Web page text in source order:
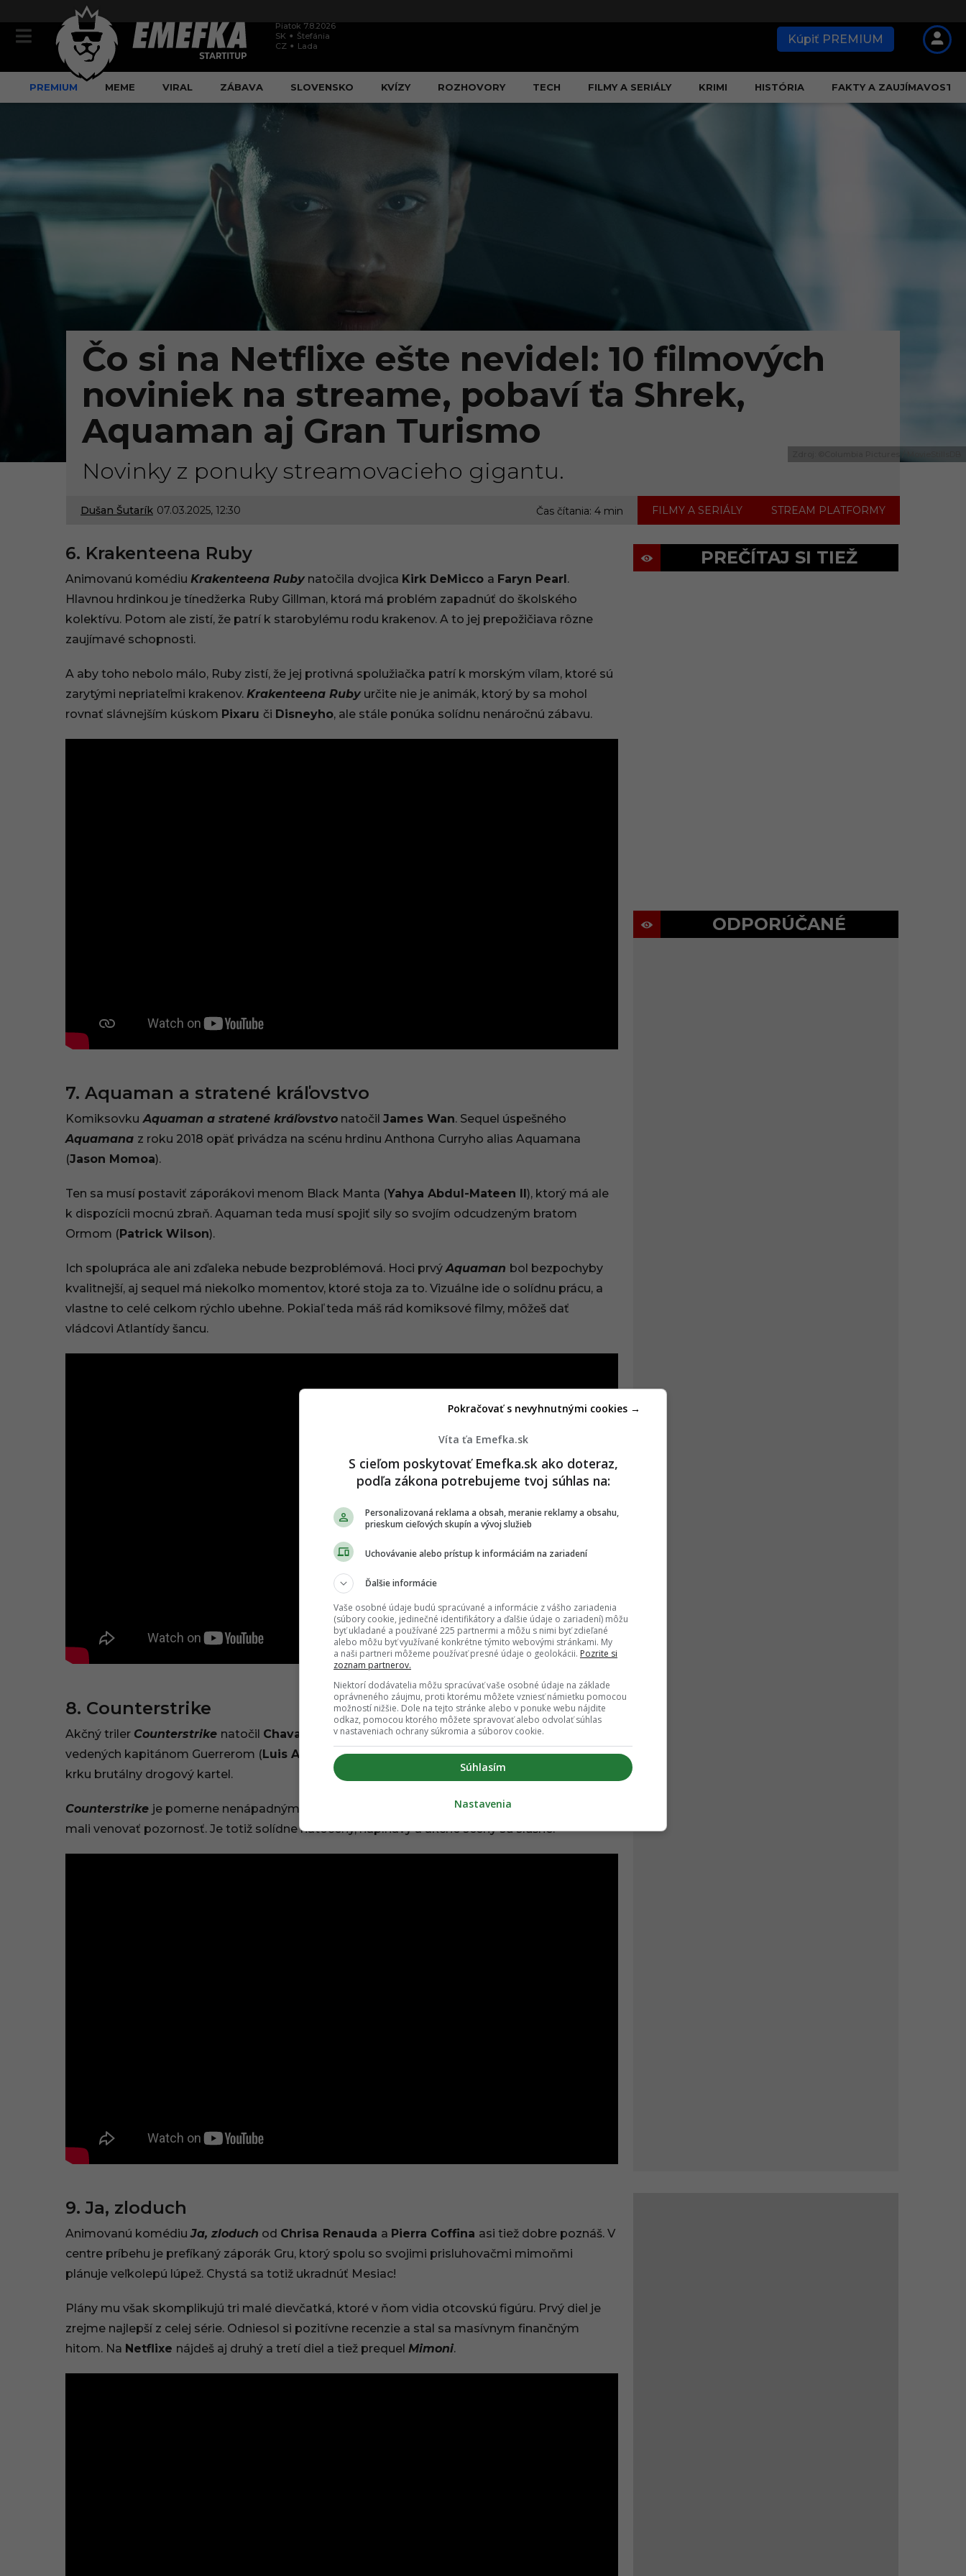
Piatok 7.8.2026
SK
Štefánia
CZ
Lada Kúpiť PREMIUM
PREMIUM MEME VIRAL ZÁBAVA SLOVENSKO KVÍZY ROZHOVORY TECH FILMY A SERIÁLY KRIMI HISTÓRIA FAKTY A ZAUJÍMAVOSTI
Čo si na Netflixe ešte nevidel: 10 filmových
noviniek na streame, pobaví ťa Shrek,
Aquaman aj Gran Turismo
Novinky z ponuky streamovacieho gigantu.
Dušan Šutarík 07.03.2025, 12:30
0
0
3
0
2
Čas čítania: 4 min FILMY A SERIÁLY STREAM PLATFORMY
6. Krakenteena Ruby
Animovanú komédiu Krakenteena Rubynatočila dvojica Kirk DeMicco a Faryn Pearl.
Hlavnou hrdinkou je tínedžerka Ruby Gillman, ktorá má problém zapadnúť do školského
kolektívu. Potom ale zistí, že patrí k starobylému rodu krakenov. A to jej prepožičiava rôzne
zaujímavé schopnosti.
A aby toho nebolo málo, Ruby zistí, že jej protivná spolužiačka patrí k morským vílam, ktoré sú
zarytými nepriateľmi krakenov. Krakenteena Rubyurčite nie je animák, ktorý by sa mohol
rovnať slávnejším kúskom Pixaru či Disneyho, ale stále ponúka solídnu nenáročnú zábavu.
7. Aquaman a stratené kráľovstvo
Komiksovku Aquaman a stratené kráľovstvo natočil James Wan. Sequel úspešného
Aquamana z roku 2018 opäť privádza na scénu hrdinu Anthona Curryho alias Aquamana
(Jason Momoa).
Ten sa musí postaviť záporákovi menom Black Manta (Yahya Abdul-Mateen II ), ktorý má ale
k dispozícii mocnú zbraň. Aquaman teda musí spojiť sily so svojím odcudzeným bratom
Ormom ( Patrick Wilson).
Ich spolupráca ale ani zďaleka nebude bezproblémová. Hoci prvýAquaman bol bezpochyby
kvalitnejší, aj sequel má niekoľko momentov, ktoré stoja za to. Vizuálne ide o solídnu prácu, a
vlastne to celé celkom rýchlo ubehne. Pokiaľ teda máš rád komiksové filmy, môžeš dať
vládcovi Atlantídy šancu.
8. Counterstrike
Akčný triler Counterstrike natočil Chava Cartas. Príbeh sa točí okolo skupiny elitných vojakov
vedených kapitánom Guerrerom (Luis Alberti
), ktorým po záchrane rukojemníkov pôjde po
krku brutálny drogový kartel.
Counterstrike je pomerne nenápadným titulom, ale milovníci akčných filmov by mu predsa len
mali venovať pozornosť. Je totiž solídne natočený, napínavý a akčné scény sú slušné.
9. Ja, zloduch
Animovanú komédiuJa, zloduch od Chrisa Renauda a Pierra Coffina asi tiež dobre poznáš. V
centre príbehu je prefíkaný záporák Gru, ktorý spolu so svojimi prisluhovačmi mimoňmi
plánuje veľkolepú lúpež. Chystá sa totiž ukradnúť Mesiac!
Plány mu však skomplikujú tri malé dievčatká, ktoré v ňom vidia otcovskú figúru. Prvý diel je
zrejme najlepší z celej série. Odniesol si pozitívne recenzie a stal sa masívnym finančným
hitom. Na Netflixe nájdeš aj druhý a tretí diel a tiež prequel Mimoni.
PREČÍTAJ SI TIEŽ
ODPORÚČANÉ
Víta ťa Emefka.sk
S cieľom poskytovať Emefka.sk ako doteraz,
podľa zákona potrebujeme tvoj súhlas na:
Personalizovaná reklama a obsah, meranie reklamy a obsahu,
prieskum cieľových skupín a vývoj služieb
Uchovávanie alebo prístup k informáciám na zariadení
Ďalšie informácie
Vaše osobné údaje budú spracúvané a informácie z vášho zariadenia
(súbory cookie, jedinečné identifikátory a ďalšie údaje o zariadení) môžu
byť ukladané a používané 225 partnermi a môžu s nimi byť zdieľané
alebo môžu byť využívané konkrétne týmito webovými stránkami. My
a naši partneri môžeme používať presné údaje o geolokácii. Pozrite si
zoznam partnerov.
Niektorí dodávatelia môžu spracúvať vaše osobné údaje na základe
oprávneného záujmu, proti ktorému môžete vzniesť námietku pomocou
možností nižšie. Dole na tejto stránke alebo v ponuke webu nájdite
odkaz, pomocou ktorého môžete spravovať alebo odvolať súhlas
v nastaveniach ochrany súkromia a súborov cookie.
Súhlasím
Pokračovať s nevyhnutnými cookies →
Nastavenia